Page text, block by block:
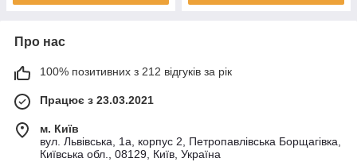
Про нас
100% позитивних з 212 відгуків за рік
Працює з 23.03.2021
м. Київ
вул. Львівська, 1а, корпус 2, Петропавлівська Борщагівка,
Київська обл., 08129, Київ, Україна